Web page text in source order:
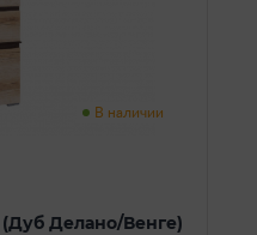
В наличии
Делано/Венге)